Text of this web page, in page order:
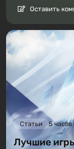
Оставить
Статьи 5 часов
Лучшие